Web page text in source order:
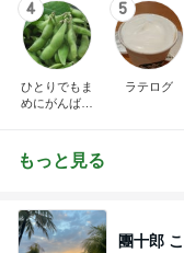
4
ひとりでもま
めにがんばる
5
ラテログ
もっと見る
團十郎